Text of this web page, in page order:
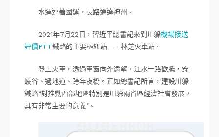
水運連著國運，長路通達神州。
2021年7月22日，習近平總書記來到川躲機場接送
評價PTT鐵路的主要樞紐站——林芝火車站。
登上火車，透過車窗向外遠望，江水一路歡騰，穿
峽谷、過地道、跨年夜橋。正如總書記所言，建設川躲
鐵路“對推動西部地區特別是川躲兩省區經濟社會發展，
具有非常主要的意義”。